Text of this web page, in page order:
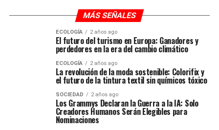
MÁS SEÑALES
ECOLOGÍA 2 años ago
El futuro del turismo en Europa: Ganadores y
perdedores en la era del cambio climático
ECOLOGÍA 2 años ago
La revolución de la moda sostenible: Colorifix y
el futuro de la tintura textil sin químicos tóxico
SOCIEDAD 2 años ago
Los Grammys Declaran la Guerra a la IA: Solo
Creadores Humanos Serán Elegibles para
Nominaciones